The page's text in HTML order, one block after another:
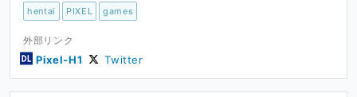
hentai PIXEL games
外部リンク
Pixel-H1 Twitter